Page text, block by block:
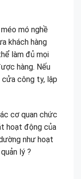
mó nghề
khách hàng
làm đủ mọi
hàng. Nếu
cửa công ty, lập
cơ quan chức
hoạt động của
như hoạt
lý ?